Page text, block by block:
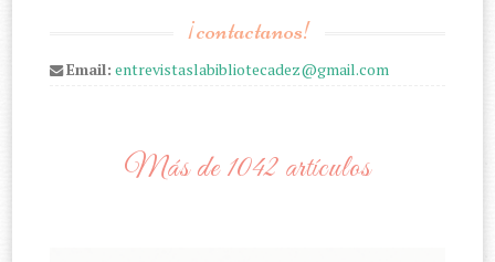
¡contactanos!
Email: entrevistaslabibliotecadez@gmail.com
Más de 1042 artículos